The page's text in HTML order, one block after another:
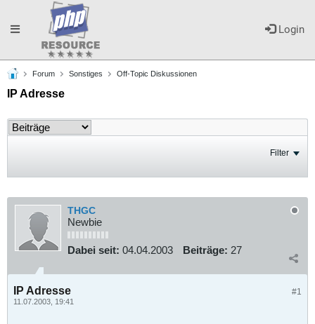
Login
Toggle
navigation
Forum Sonstiges Off-Topic Diskussionen
IP Adresse
Filter
THGC
Newbie
Dabei seit: 04.04.2003 Beiträge: 27
#1
IP Adresse
11.07.2003, 19:41